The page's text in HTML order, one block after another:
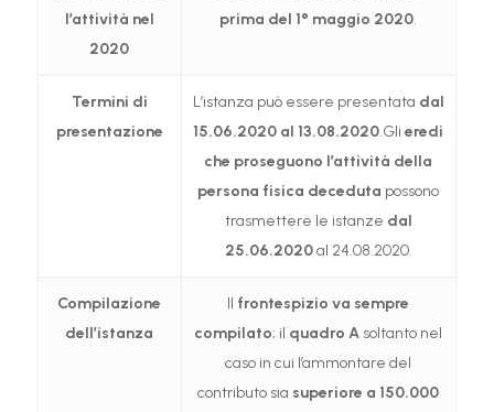
l’attività nel
2020
prima del 1° maggio 2020.
Termini di
presentazione
L’istanza può essere presentata dal
15.06.2020 al 13.08.2020.Glieredi
che proseguono l’attività della
persona fisica deceduta possono
trasmettere le istanze dal
25.06.2020al 24.08.2020.
Compilazione
dell’istanza
Il frontespizio va sempre
compilato; il quadro A soltanto nel
caso in cui l’ammontare del
contributo sia superiore a 150.000